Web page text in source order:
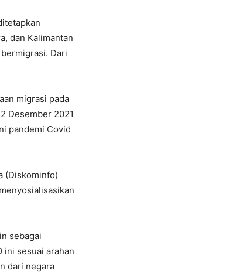
dan Kalimantan
Dari
migrasi pada
Desember 2021
pandemi Covid
(Diskominfo)
sebagai
ini sesuai arahan
dari negara